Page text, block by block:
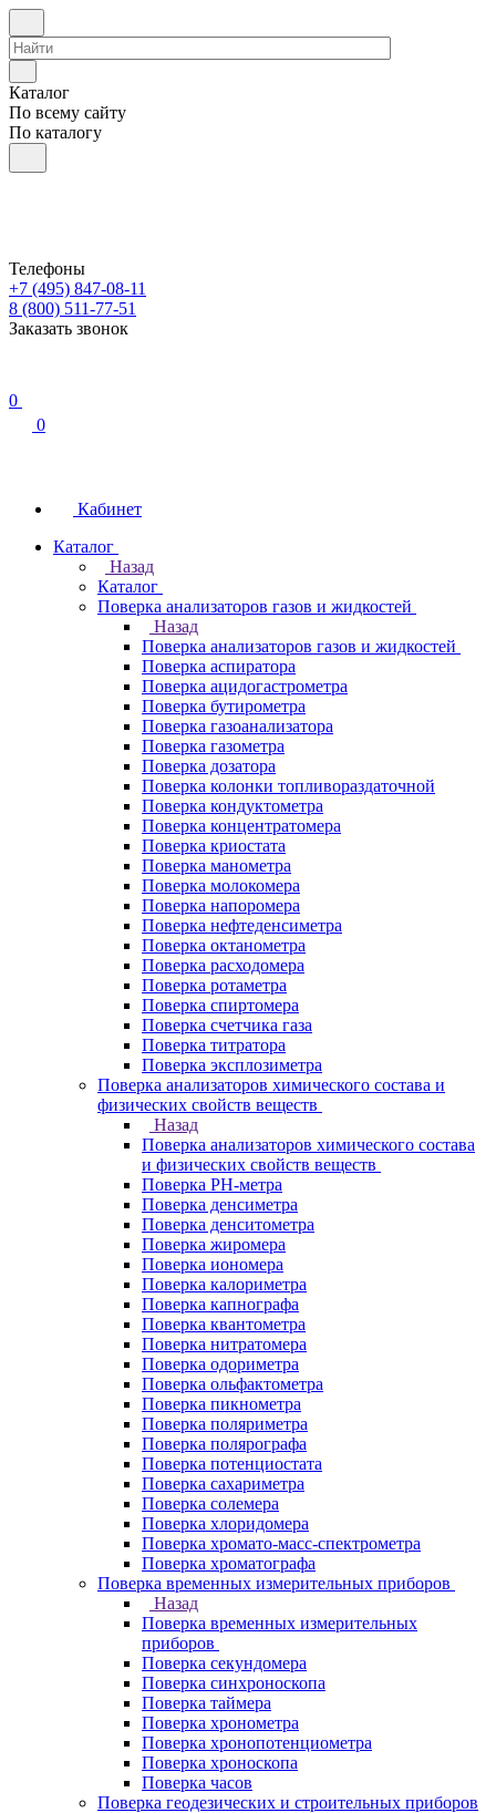
Каталог
По всему сайту
По каталогу
Телефоны
+7 (495) 847-08-11
8 (800) 511-77-51
Заказать звонок
0
0
Кабинет
Каталог
Назад
Каталог
Поверка анализаторов газов и жидкостей
Назад
Поверка анализаторов газов и жидкостей
Поверка аспиратора
Поверка ацидогастрометра
Поверка бутирометра
Поверка газоанализатора
Поверка газометра
Поверка дозатора
Поверка колонки топливораздаточной
Поверка кондуктометра
Поверка концентратомера
Поверка криостата
Поверка манометра
Поверка молокомера
Поверка напоромера
Поверка нефтеденсиметра
Поверка октанометра
Поверка расходомера
Поверка ротаметра
Поверка спиртомера
Поверка счетчика газа
Поверка титратора
Поверка эксплозиметра
Поверка анализаторов химического состава и
физических свойств веществ
Назад
Поверка анализаторов химического состава
и физических свойств веществ
Поверка PH-метра
Поверка денсиметра
Поверка денситометра
Поверка жиромера
Поверка иономера
Поверка калориметра
Поверка капнографа
Поверка квантометра
Поверка нитратомера
Поверка одориметра
Поверка ольфактометра
Поверка пикнометра
Поверка поляриметра
Поверка полярографа
Поверка потенциостата
Поверка сахариметра
Поверка солемера
Поверка хлоридомера
Поверка хромато-масс-спектрометра
Поверка хроматографа
Поверка временных измерительных приборов
Назад
Поверка временных измерительных
приборов
Поверка секундомера
Поверка синхроноскопа
Поверка таймера
Поверка хронометра
Поверка хронопотенциометра
Поверка хроноскопа
Поверка часов
Поверка геодезических и строительных приборов